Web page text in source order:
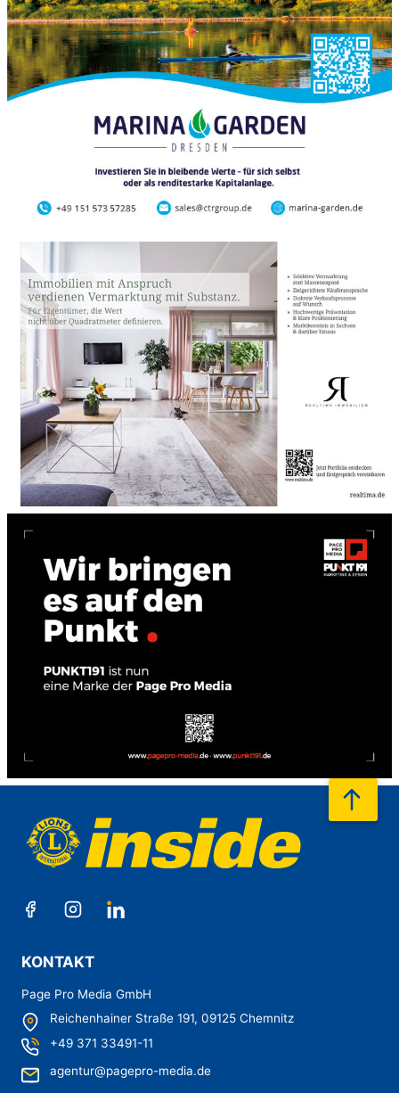
KONTAKT
Page Pro Media GmbH
Reichenhainer Straße 191, 09125 Chemnitz
+49 371 33491-11
agentur@pagepro-media.de